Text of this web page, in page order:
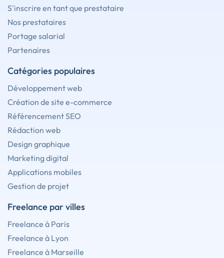
S'inscrire en tant que prestataire
Nos prestataires
Portage salarial
Partenaires
Catégories populaires
Développement web
Création de site e-commerce
Référencement SEO
Rédaction web
Design graphique
Marketing digital
Applications mobiles
Gestion de projet
Freelance par villes
Freelance à Paris
Freelance à Lyon
Freelance à Marseille